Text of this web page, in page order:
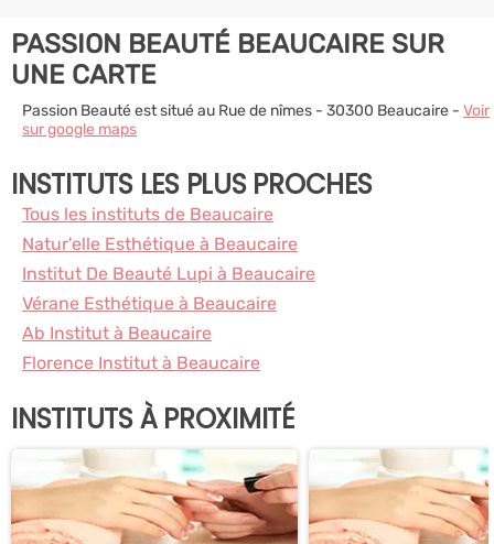
PASSION BEAUTÉ BEAUCAIRE SUR
UNE CARTE
Passion Beauté est situé au Rue de nîmes - 30300 Beaucaire - Voir
sur google maps
INSTITUTS LES PLUS PROCHES
Tous les instituts de Beaucaire
Natur'elle Esthétique à Beaucaire
Institut De Beauté Lupi à Beaucaire
Vérane Esthétique à Beaucaire
Ab Institut à Beaucaire
Florence Institut à Beaucaire
INSTITUTS À PROXIMITÉ